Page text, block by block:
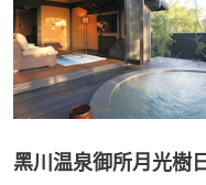
黑川温泉御所月光樹